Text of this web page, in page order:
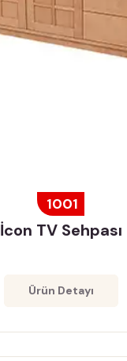
1001
İcon TV Sehpası
Ürün Detayı